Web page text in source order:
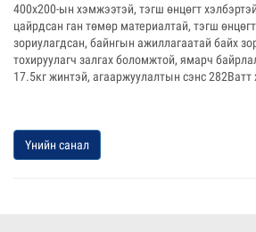
400x200-ын хэмжээтэй, тэгш өнцөгт
цайрдсан ган төмөр материалтай, тэгш
зориулагдсан, байнгын ажиллагаатай байх
тохируулагч залгах боломжтой, ямарч
17.5кг жинтэй, агааржуулалтын сэнс 282Ватт
Үнийн санал